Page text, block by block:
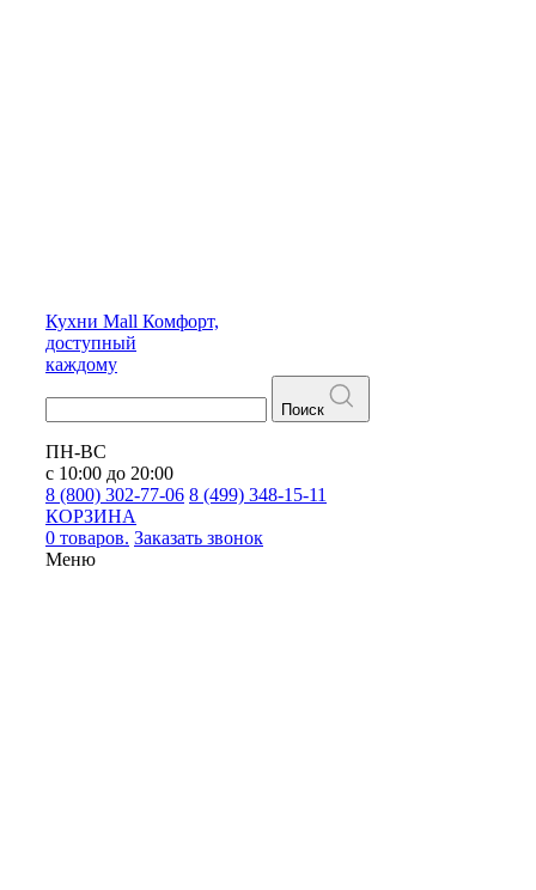
Кухни Mall Комфорт,
доступный
каждому
Поиск
ПН-ВС
с 10:00 до 20:00
8 (800) 302-77-06 8 (499) 348-15-11
КОРЗИНА
0 товаров. Заказать звонок
Меню